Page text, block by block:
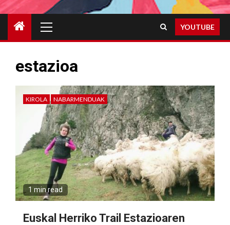
Menu
YOUTUBE
estazioa
KIROLA NABARMENDUAK
1 min read
Euskal Herriko Trail Estazioaren